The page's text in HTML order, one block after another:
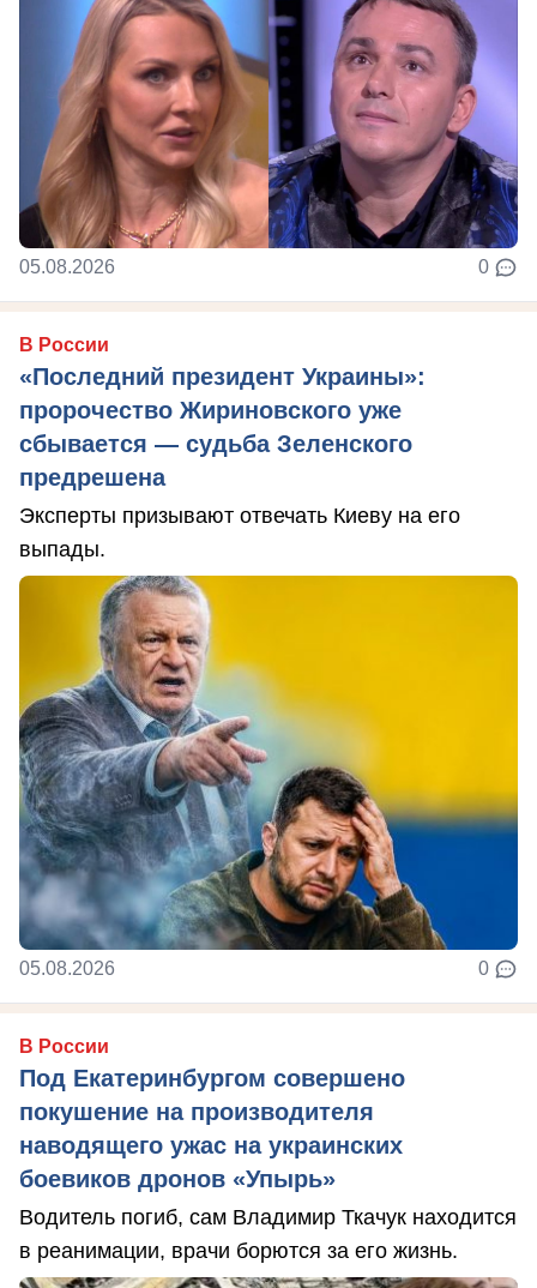
05.08.2026 0
В России
«Последний президент Украины»:
пророчество Жириновского уже
сбывается — судьба Зеленского
предрешена
Эксперты призывают отвечать Киеву на его
выпады.
05.08.2026 0
В России
Под Екатеринбургом совершено
покушение на производителя
наводящего ужас на украинских
боевиков дронов «Упырь»
Водитель погиб, сам Владимир Ткачук находится
в реанимации, врачи борются за его жизнь.